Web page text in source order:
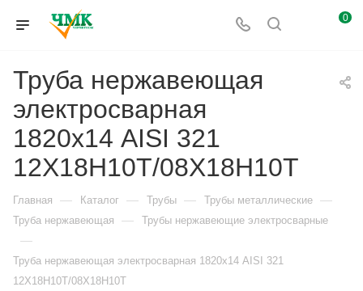
0
Труба нержавеющая
электросварная
1820х14 AISI 321
12Х18Н10Т/08Х18Н10Т
Главная — Каталог — Трубы — Трубы металлические —
Труба нержавеющая — Трубы нержавеющие электросварные
—
Труба нержавеющая электросварная 1820х14 AISI 321
12Х18Н10Т/08Х18Н10Т